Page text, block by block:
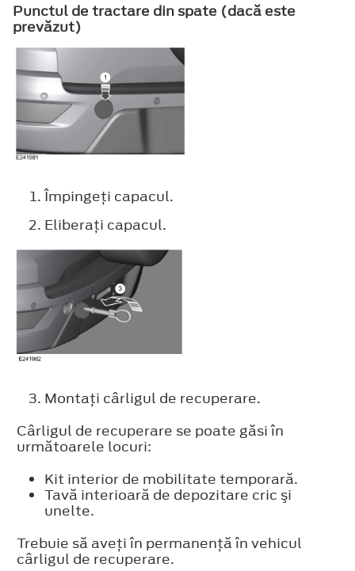
Punctul de tractare din spate (dacă este
prevăzut)
Împingeţi capacul.
Eliberaţi capacul.
Montaţi cârligul de recuperare.
Cârligul de recuperare se poate găsi în
următoarele locuri:
Kit interior de mobilitate temporară.
Tavă interioară de depozitare cric şi
unelte.
Trebuie să aveţi în permanenţă în vehicul
cârligul de recuperare.